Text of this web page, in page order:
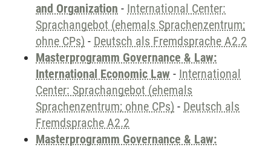
and Organization - International Center:
Sprachangebot (ehemals Sprachenzentrum;
ohne CPs) - Deutsch als Fremdsprache A2.2
Masterprogramm Governance & Law:
International Economic Law - International
Center: Sprachangebot (ehemals
Sprachenzentrum; ohne CPs) - Deutsch als
Fremdsprache A2.2
Masterprogramm Governance & Law: